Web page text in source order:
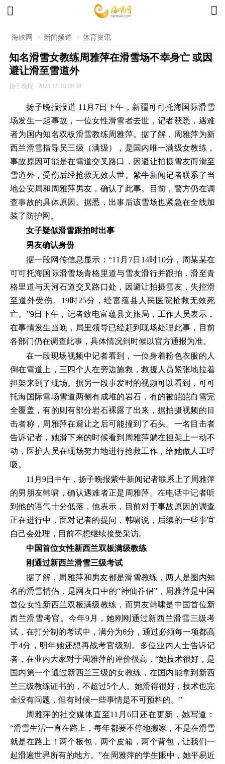
 
海峡网 > 新闻频道 > 体育资讯
知名滑雪女教练周雅萍在滑雪场不幸身亡 或因
避让滑至雪道外
扬子晚报 2023-11-10 08:59
扬子晚报报道 11月7日下午，新疆可可托海国际滑雪
场发生一起事故，一位女性滑雪者去世，记者获悉，遇难
者为国内知名双板滑雪教练周雅萍。据了解，周雅萍为新
西兰滑雪指导员三级（满级），是国内唯一满级女教练，
事故原因可能是在雪道交叉路口，因避让拍摄雪友而滑至
雪道外，受伤后经抢救无效去世。紫牛新闻记者联系了当
地公安局和周雅萍男友，确认了此事。目前，警方仍在调
查事故的具体原因。据悉，出事后该雪场也紧急在全线加
装了防护网。
女子疑似滑雪跟拍时出事
男友确认身份
据一段网传信息显示：“11月7日14时10分，周某某在
可可托海国际滑雪场青格里道与雪友滑行并跟拍，滑至青
格里道与天河石道交叉路口处，因避让拍摄雪友，失控滑
至道外受伤。19时25分，经富蕴县人民医院抢救无效死
亡。”9日下午，记者致电富蕴县文旅局，工作人员表示，
在事情发生当晚，局里领导已经赶到现场处理此事，目前
各部门仍在调查此事，具体情况到时候以官方通报为准。
在一段现场视频中记者看到，一位身着粉色衣服的人
倒在雪道上，三四个人在旁边施救，救援人员紧张地拉着
担架来到了现场。据另一段事发时的视频可以看到，可可
托海国际雪场雪道两侧有成堆的岩石，有的被皑皑白雪完
全覆盖，有的则有部分岩石裸露了出来，据拍摄视频的目
击者称，周雅萍在避让之后可能撞到了石头。一名目击者
告诉记者，她滑下来的时候看到周雅萍躺在担架上一动不
动，医护人员在现场努力地进行抢救工作，给她做人工呼
吸。
11月9日中午，扬子晚报紫牛新闻记者联系上了周雅萍
的男朋友韩啸，确认遇难者正是周雅萍。在电话中记者听
到他的语气十分低落，他表示，目前对于事故原因的调查
正在进行中，面对记者的提问，韩啸说，后续的一些事宜
自己会处理，目前不想继续接受采访。
中国首位女性新西兰双板满级教练
刚通过新西兰滑雪三级考试
据了解，周雅萍和男友都是滑雪教练，两人是圈内知
名的滑雪情侣，是网友口中的“神仙眷侣”，周雅萍是中国
首位女性新西兰双板满级教练，而男友韩啸是中国首位新
西兰滑雪考官。今年9月，她刚刚通过新西兰滑雪三级考
试，在打分制的考试中，满分为6分，通过必须每一项都高
于4分，明年她还想再战考官级别。多位业内人士告诉记
者，在业内大家对于周雅萍的评价很高，“她技术很好，是
国内第一个通过新西兰三级的女教练，在国内能拿到新西
兰三级教练证书的，不超过5个人。她滑得很好，技术也完
全没有问题，但有时候一些事情是不可预料的。”
周雅萍的社交媒体直至11月6日还在更新，她写道：
“滑雪生活一直在路上，每年都要不停地搬家，不是在滑雪
就是在路上！两个板包，两个皮箱，两个背包，让我们一
起滑遍世界所有的地方。”在周雅萍的学生眼中，她平易近